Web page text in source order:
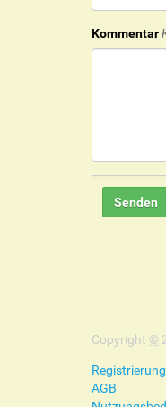
Kommentar
Copyright ©
Registrierung
AGB